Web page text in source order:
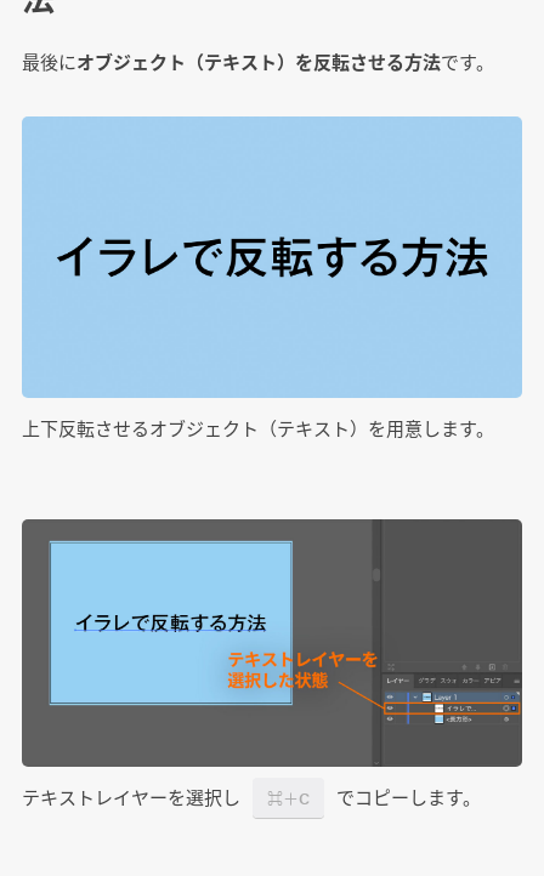
最後にオブジェクト（テキスト）を反転させる方法です。
上下反転させるオブジェクト（テキスト）を用意します。
テキストレイヤーを選択し ⌘＋C でコピーします。